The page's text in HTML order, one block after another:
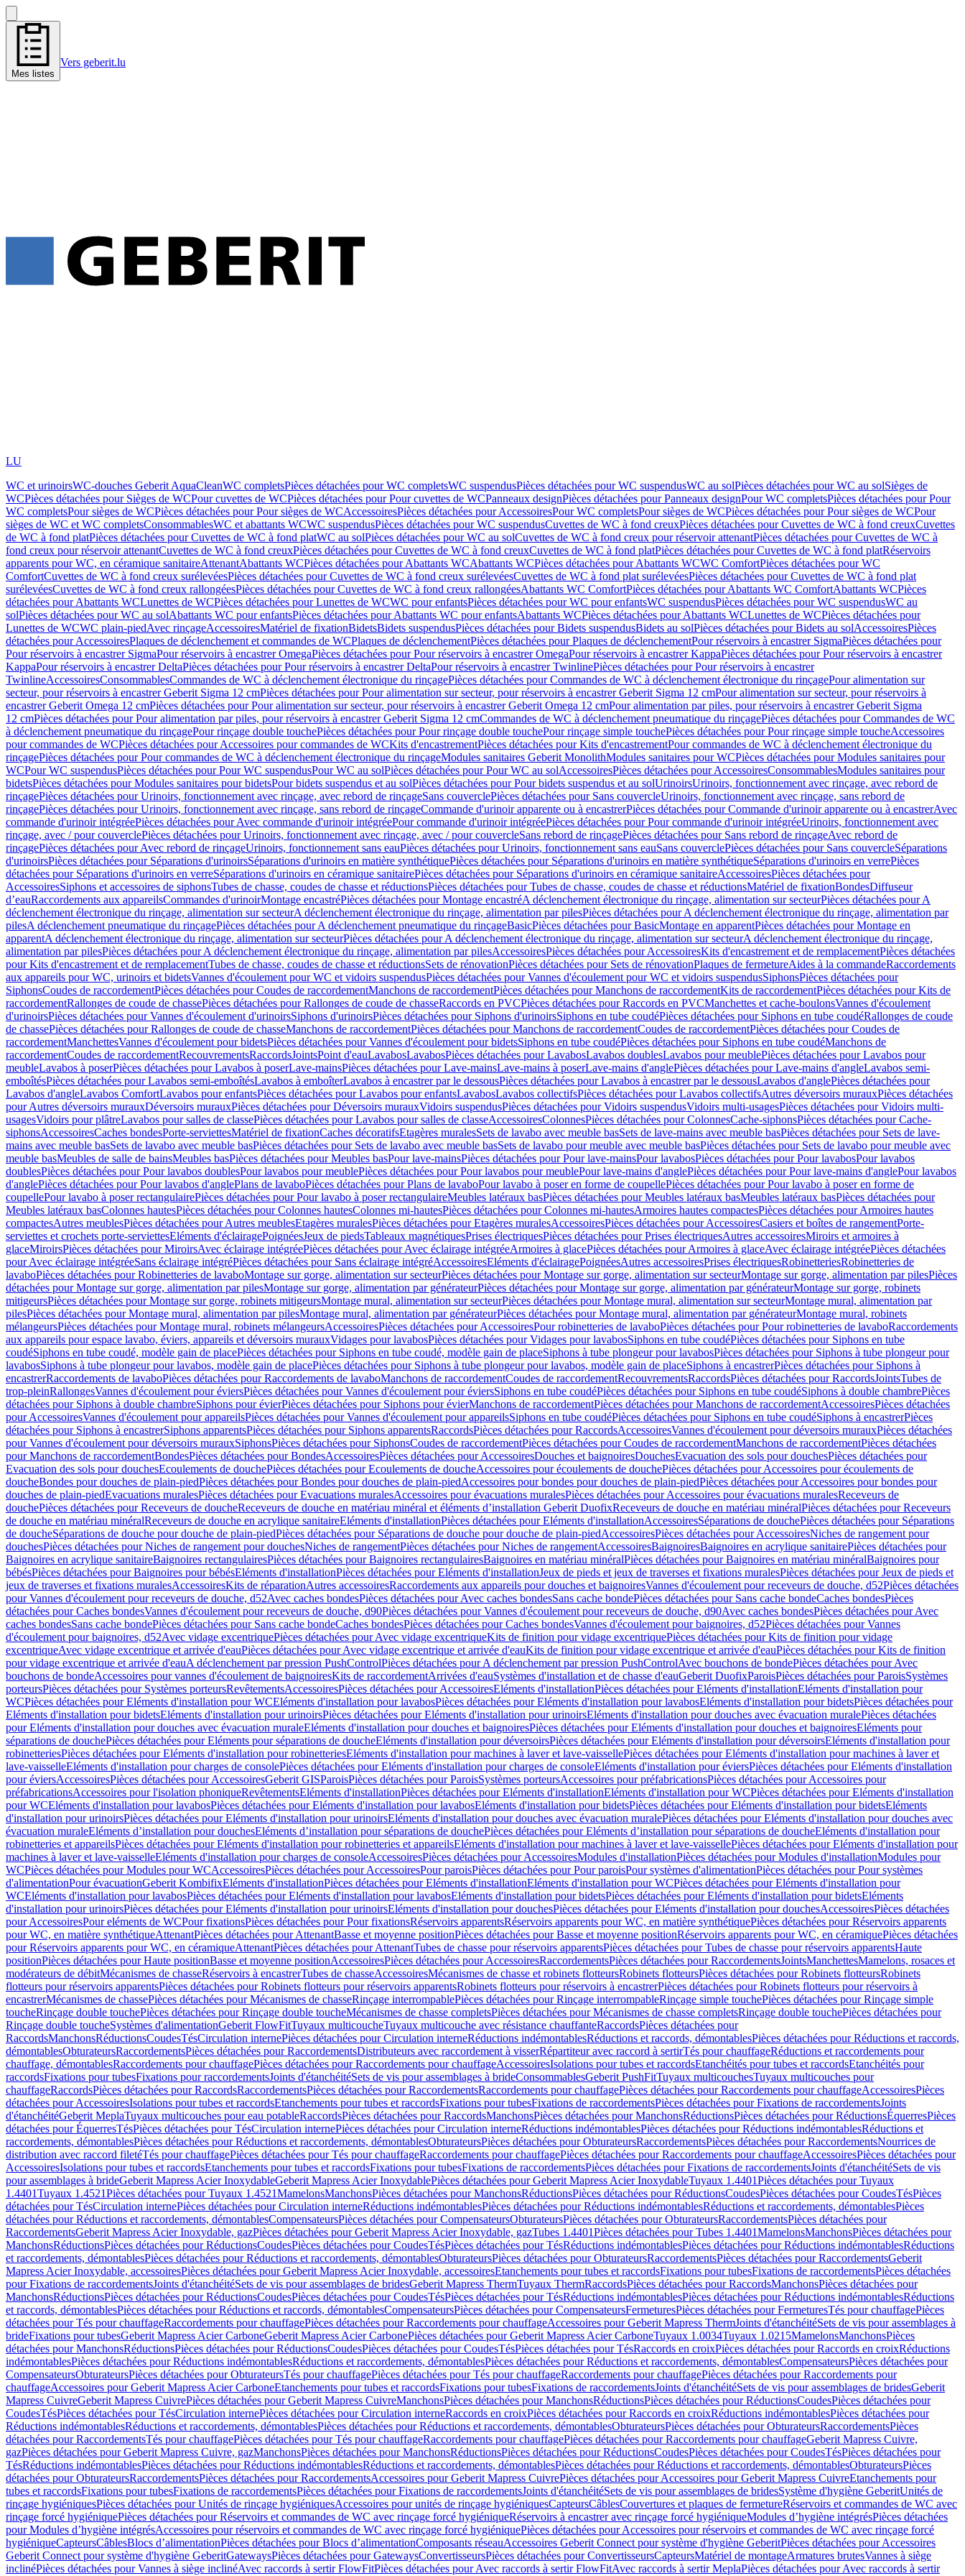
Mes listes
Vers geberit.lu
LU
WC et urinoirsWC-douches Geberit AquaCleanWC completsPièces détachées pour WC completsWC suspendusPièces détachées pour WC suspendusWC au solPièces détachées pour WC au solSièges de
WCPièces détachées pour Sièges de WCPour cuvettes de WCPièces détachées pour Pour cuvettes de WCPanneaux designPièces détachées pour Panneaux designPour WC completsPièces détachées pour Pour
WC completsPour sièges de WCPièces détachées pour Pour sièges de WCAccessoiresPièces détachées pour AccessoiresPour WC completsPour sièges de WCPièces détachées pour Pour sièges de WCPour
sièges de WC et WC completsConsommablesWC et abattants WCWC suspendusPièces détachées pour WC suspendusCuvettes de WC à fond creuxPièces détachées pour Cuvettes de WC à fond creuxCuvettes
de WC à fond platPièces détachées pour Cuvettes de WC à fond platWC au solPièces détachées pour WC au solCuvettes de WC à fond creux pour réservoir attenantPièces détachées pour Cuvettes de WC à
fond creux pour réservoir attenantCuvettes de WC à fond creuxPièces détachées pour Cuvettes de WC à fond creuxCuvettes de WC à fond platPièces détachées pour Cuvettes de WC à fond platRéservoirs
apparents pour WC, en céramique sanitaireAttenantAbattants WCPièces détachées pour Abattants WCAbattants WCPièces détachées pour Abattants WCWC ComfortPièces détachées pour WC
ComfortCuvettes de WC à fond creux surélevéesPièces détachées pour Cuvettes de WC à fond creux surélevéesCuvettes de WC à fond plat surélevéesPièces détachées pour Cuvettes de WC à fond plat
surélevéesCuvettes de WC à fond creux rallongéesPièces détachées pour Cuvettes de WC à fond creux rallongéesAbattants WC ComfortPièces détachées pour Abattants WC ComfortAbattants WCPièces
détachées pour Abattants WCLunettes de WCPièces détachées pour Lunettes de WCWC pour enfantsPièces détachées pour WC pour enfantsWC suspendusPièces détachées pour WC suspendusWC au
solPièces détachées pour WC au solAbattants WC pour enfantsPièces détachées pour Abattants WC pour enfantsAbattants WCPièces détachées pour Abattants WCLunettes de WCPièces détachées pour
Lunettes de WCWC plain-piedAvec rinçageAccessoiresMatériel de fixationBidetsBidets suspendusPièces détachées pour Bidets suspendusBidets au solPièces détachées pour Bidets au solAccessoiresPièces
détachées pour AccessoiresPlaques de déclenchement et commandes de WCPlaques de déclenchementPièces détachées pour Plaques de déclenchementPour réservoirs à encastrer SigmaPièces détachées pour
Pour réservoirs à encastrer SigmaPour réservoirs à encastrer OmegaPièces détachées pour Pour réservoirs à encastrer OmegaPour réservoirs à encastrer KappaPièces détachées pour Pour réservoirs à encastrer
KappaPour réservoirs à encastrer DeltaPièces détachées pour Pour réservoirs à encastrer DeltaPour réservoirs à encastrer TwinlinePièces détachées pour Pour réservoirs à encastrer
TwinlineAccessoiresConsommablesCommandes de WC à déclenchement électronique du rinçagePièces détachées pour Commandes de WC à déclenchement électronique du rinçagePour alimentation sur
secteur, pour réservoirs à encastrer Geberit Sigma 12 cmPièces détachées pour Pour alimentation sur secteur, pour réservoirs à encastrer Geberit Sigma 12 cmPour alimentation sur secteur, pour réservoirs à
encastrer Geberit Omega 12 cmPièces détachées pour Pour alimentation sur secteur, pour réservoirs à encastrer Geberit Omega 12 cmPour alimentation par piles, pour réservoirs à encastrer Geberit Sigma
12 cmPièces détachées pour Pour alimentation par piles, pour réservoirs à encastrer Geberit Sigma 12 cmCommandes de WC à déclenchement pneumatique du rinçagePièces détachées pour Commandes de WC
à déclenchement pneumatique du rinçagePour rinçage double touchePièces détachées pour Pour rinçage double touchePour rinçage simple touchePièces détachées pour Pour rinçage simple toucheAccessoires
pour commandes de WCPièces détachées pour Accessoires pour commandes de WCKits d'encastrementPièces détachées pour Kits d'encastrementPour commandes de WC à déclenchement électronique du
rinçagePièces détachées pour Pour commandes de WC à déclenchement électronique du rinçageModules sanitaires Geberit MonolithModules sanitaires pour WCPièces détachées pour Modules sanitaires pour
WCPour WC suspendusPièces détachées pour Pour WC suspendusPour WC au solPièces détachées pour Pour WC au solAccessoiresPièces détachées pour AccessoiresConsommablesModules sanitaires pour
bidetsPièces détachées pour Modules sanitaires pour bidetsPour bidets suspendus et au solPièces détachées pour Pour bidets suspendus et au solUrinoirsUrinoirs, fonctionnement avec rinçage, avec rebord de
rinçagePièces détachées pour Urinoirs, fonctionnement avec rinçage, avec rebord de rinçageSans couverclePièces détachées pour Sans couvercleUrinoirs, fonctionnement avec rinçage, sans rebord de
rinçagePièces détachées pour Urinoirs, fonctionnement avec rinçage, sans rebord de rinçageCommande d'urinoir apparente ou à encastrerPièces détachées pour Commande d'urinoir apparente ou à encastrerAvec
commande d'urinoir intégréePièces détachées pour Avec commande d'urinoir intégréePour commande d'urinoir intégréePièces détachées pour Pour commande d'urinoir intégréeUrinoirs, fonctionnement avec
rinçage, avec / pour couverclePièces détachées pour Urinoirs, fonctionnement avec rinçage, avec / pour couvercleSans rebord de rinçagePièces détachées pour Sans rebord de rinçageAvec rebord de
rinçagePièces détachées pour Avec rebord de rinçageUrinoirs, fonctionnement sans eauPièces détachées pour Urinoirs, fonctionnement sans eauSans couverclePièces détachées pour Sans couvercleSéparations
d'urinoirsPièces détachées pour Séparations d'urinoirsSéparations d'urinoirs en matière synthétiquePièces détachées pour Séparations d'urinoirs en matière synthétiqueSéparations d'urinoirs en verrePièces
détachées pour Séparations d'urinoirs en verreSéparations d'urinoirs en céramique sanitairePièces détachées pour Séparations d'urinoirs en céramique sanitaireAccessoiresPièces détachées pour
AccessoiresSiphons et accessoires de siphonsTubes de chasse, coudes de chasse et réductionsPièces détachées pour Tubes de chasse, coudes de chasse et réductionsMatériel de fixationBondesDiffuseur
d’eauRaccordements aux appareilsCommandes d'urinoirMontage encastréPièces détachées pour Montage encastréA déclenchement électronique du rinçage, alimentation sur secteurPièces détachées pour A
déclenchement électronique du rinçage, alimentation sur secteurA déclenchement électronique du rinçage, alimentation par pilesPièces détachées pour A déclenchement électronique du rinçage, alimentation par
pilesA déclenchement pneumatique du rinçagePièces détachées pour A déclenchement pneumatique du rinçageBasicPièces détachées pour BasicMontage en apparentPièces détachées pour Montage en
apparentA déclenchement électronique du rinçage, alimentation sur secteurPièces détachées pour A déclenchement électronique du rinçage, alimentation sur secteurA déclenchement électronique du rinçage,
alimentation par pilesPièces détachées pour A déclenchement électronique du rinçage, alimentation par pilesAccessoiresPièces détachées pour AccessoiresKits d'encastrement et de remplacementPièces détachées
pour Kits d'encastrement et de remplacementTubes de chasse, coudes de chasse et réductionsSets de rénovationPièces détachées pour Sets de rénovationPlaques de fermetureAides à la commandeRaccordements
aux appareils pour WC, urinoirs et bidetsVannes d'écoulement pour WC et vidoirs suspendusPièces détachées pour Vannes d'écoulement pour WC et vidoirs suspendusSiphonsPièces détachées pour
SiphonsCoudes de raccordementPièces détachées pour Coudes de raccordementManchons de raccordementPièces détachées pour Manchons de raccordementKits de raccordementPièces détachées pour Kits de
raccordementRallonges de coude de chassePièces détachées pour Rallonges de coude de chasseRaccords en PVCPièces détachées pour Raccords en PVCManchettes et cache-boulonsVannes d'écoulement
d'urinoirsPièces détachées pour Vannes d'écoulement d'urinoirsSiphons d'urinoirsPièces détachées pour Siphons d'urinoirsSiphons en tube coudéPièces détachées pour Siphons en tube coudéRallonges de coude
de chassePièces détachées pour Rallonges de coude de chasseManchons de raccordementPièces détachées pour Manchons de raccordementCoudes de raccordementPièces détachées pour Coudes de
raccordementManchettesVannes d'écoulement pour bidetsPièces détachées pour Vannes d'écoulement pour bidetsSiphons en tube coudéPièces détachées pour Siphons en tube coudéManchons de
raccordementCoudes de raccordementRecouvrementsRaccordsJointsPoint d'eauLavabosLavabosPièces détachées pour LavabosLavabos doublesLavabos pour meublePièces détachées pour Lavabos pour
meubleLavabos à poserPièces détachées pour Lavabos à poserLave-mainsPièces détachées pour Lave-mainsLave-mains à poserLave-mains d'anglePièces détachées pour Lave-mains d'angleLavabos semi-
emboîtésPièces détachées pour Lavabos semi-emboîtésLavabos à emboîterLavabos à encastrer par le dessousPièces détachées pour Lavabos à encastrer par le dessousLavabos d'anglePièces détachées pour
Lavabos d'angleLavabos ComfortLavabos pour enfantsPièces détachées pour Lavabos pour enfantsLavabosLavabos collectifsPièces détachées pour Lavabos collectifsAutres déversoirs murauxPièces détachées
pour Autres déversoirs murauxDéversoirs murauxPièces détachées pour Déversoirs murauxVidoirs suspendusPièces détachées pour Vidoirs suspendusVidoirs multi-usagesPièces détachées pour Vidoirs multi-
usagesVidoirs pour plâtreLavabos pour salles de classePièces détachées pour Lavabos pour salles de classeAccessoiresColonnesPièces détachées pour ColonnesCache-siphonsPièces détachées pour Cache-
siphonsAccessoiresCaches bondesPorte-serviettesMatériel de fixationCaches décoratifsEtagères muralesSets de lavabo avec meuble basSets de lave-mains avec meuble basPièces détachées pour Sets de lave-
mains avec meuble basSets de lavabo avec meuble basPièces détachées pour Sets de lavabo avec meuble basSets de lavabo pour meuble avec meuble basPièces détachées pour Sets de lavabo pour meuble avec
meuble basMeubles de salle de bainsMeubles basPièces détachées pour Meubles basPour lave-mainsPièces détachées pour Pour lave-mainsPour lavabosPièces détachées pour Pour lavabosPour lavabos
doublesPièces détachées pour Pour lavabos doublesPour lavabos pour meublePièces détachées pour Pour lavabos pour meublePour lave-mains d'anglePièces détachées pour Pour lave-mains d'anglePour lavabos
d'anglePièces détachées pour Pour lavabos d'anglePlans de lavaboPièces détachées pour Plans de lavaboPour lavabo à poser en forme de coupellePièces détachées pour Pour lavabo à poser en forme de
coupellePour lavabo à poser rectangulairePièces détachées pour Pour lavabo à poser rectangulaireMeubles latéraux basPièces détachées pour Meubles latéraux basMeubles latéraux basPièces détachées pour
Meubles latéraux basColonnes hautesPièces détachées pour Colonnes hautesColonnes mi-hautesPièces détachées pour Colonnes mi-hautesArmoires hautes compactesPièces détachées pour Armoires hautes
compactesAutres meublesPièces détachées pour Autres meublesEtagères muralesPièces détachées pour Etagères muralesAccessoiresPièces détachées pour AccessoiresCasiers et boîtes de rangementPorte-
serviettes et crochets porte-serviettesEléments d'éclairagePoignéesJeux de piedsTableaux magnétiquesPrises électriquesPièces détachées pour Prises électriquesAutres accessoiresMiroirs et armoires à
glaceMiroirsPièces détachées pour MiroirsAvec éclairage intégréePièces détachées pour Avec éclairage intégréeArmoires à glacePièces détachées pour Armoires à glaceAvec éclairage intégréePièces détachées
pour Avec éclairage intégréeSans éclairage intégréPièces détachées pour Sans éclairage intégréAccessoiresEléments d'éclairagePoignéesAutres accessoiresPrises électriquesRobinetteriesRobinetteries de
lavaboPièces détachées pour Robinetteries de lavaboMontage sur gorge, alimentation sur secteurPièces détachées pour Montage sur gorge, alimentation sur secteurMontage sur gorge, alimentation par pilesPièces
détachées pour Montage sur gorge, alimentation par pilesMontage sur gorge, alimentation par générateurPièces détachées pour Montage sur gorge, alimentation par générateurMontage sur gorge, robinets
mitigeursPièces détachées pour Montage sur gorge, robinets mitigeursMontage mural, alimentation sur secteurPièces détachées pour Montage mural, alimentation sur secteurMontage mural, alimentation par
pilesPièces détachées pour Montage mural, alimentation par pilesMontage mural, alimentation par générateurPièces détachées pour Montage mural, alimentation par générateurMontage mural, robinets
mélangeursPièces détachées pour Montage mural, robinets mélangeursAccessoiresPièces détachées pour AccessoiresPour robinetteries de lavaboPièces détachées pour Pour robinetteries de lavaboRaccordements
aux appareils pour espace lavabo, éviers, appareils et déversoirs murauxVidages pour lavabosPièces détachées pour Vidages pour lavabosSiphons en tube coudéPièces détachées pour Siphons en tube
coudéSiphons en tube coudé, modèle gain de placePièces détachées pour Siphons en tube coudé, modèle gain de placeSiphons à tube plongeur pour lavabosPièces détachées pour Siphons à tube plongeur pour
lavabosSiphons à tube plongeur pour lavabos, modèle gain de placePièces détachées pour Siphons à tube plongeur pour lavabos, modèle gain de placeSiphons à encastrerPièces détachées pour Siphons à
encastrerRaccordements de lavaboPièces détachées pour Raccordements de lavaboManchons de raccordementCoudes de raccordementRecouvrementsRaccordsPièces détachées pour RaccordsJointsTubes de
trop-pleinRallongesVannes d'écoulement pour éviersPièces détachées pour Vannes d'écoulement pour éviersSiphons en tube coudéPièces détachées pour Siphons en tube coudéSiphons à double chambrePièces
détachées pour Siphons à double chambreSiphons pour évierPièces détachées pour Siphons pour évierManchons de raccordementPièces détachées pour Manchons de raccordementAccessoiresPièces détachées
pour AccessoiresVannes d'écoulement pour appareilsPièces détachées pour Vannes d'écoulement pour appareilsSiphons en tube coudéPièces détachées pour Siphons en tube coudéSiphons à encastrerPièces
détachées pour Siphons à encastrerSiphons apparentsPièces détachées pour Siphons apparentsRaccordsPièces détachées pour RaccordsAccessoiresVannes d'écoulement pour déversoirs murauxPièces détachées
pour Vannes d'écoulement pour déversoirs murauxSiphonsPièces détachées pour SiphonsCoudes de raccordementPièces détachées pour Coudes de raccordementManchons de raccordementPièces détachées
pour Manchons de raccordementBondesPièces détachées pour BondesAccessoiresPièces détachées pour AccessoiresDouches et baignoiresDouchesEvacuation des sols pour douchesPièces détachées pour
Evacuation des sols pour douchesEcoulements de douchePièces détachées pour Ecoulements de doucheAccessoires pour écoulements de douchePièces détachées pour Accessoires pour écoulements de
doucheBondes pour douches de plain-piedPièces détachées pour Bondes pour douches de plain-piedAccessoires pour bondes pour douches de plain-piedPièces détachées pour Accessoires pour bondes pour
douches de plain-piedEvacuations muralesPièces détachées pour Evacuations muralesAccessoires pour évacuations muralesPièces détachées pour Accessoires pour évacuations muralesReceveurs de
douchePièces détachées pour Receveurs de doucheReceveurs de douche en matériau minéral et éléments d’installation Geberit DuofixReceveurs de douche en matériau minéralPièces détachées pour Receveurs
de douche en matériau minéralReceveurs de douche en acrylique sanitaireEléments d'installationPièces détachées pour Eléments d'installationAccessoiresSéparations de douchePièces détachées pour Séparations
de doucheSéparations de douche pour douche de plain-piedPièces détachées pour Séparations de douche pour douche de plain-piedAccessoiresPièces détachées pour AccessoiresNiches de rangement pour
douchesPièces détachées pour Niches de rangement pour douchesNiches de rangementPièces détachées pour Niches de rangementAccessoiresBaignoiresBaignoires en acrylique sanitairePièces détachées pour
Baignoires en acrylique sanitaireBaignoires rectangulairesPièces détachées pour Baignoires rectangulairesBaignoires en matériau minéralPièces détachées pour Baignoires en matériau minéralBaignoires pour
bébésPièces détachées pour Baignoires pour bébésEléments d'installationPièces détachées pour Eléments d'installationJeux de pieds et jeux de traverses et fixations muralesPièces détachées pour Jeux de pieds et
jeux de traverses et fixations muralesAccessoiresKits de réparationAutres accessoiresRaccordements aux appareils pour douches et baignoiresVannes d'écoulement pour receveurs de douche, d52Pièces détachées
pour Vannes d'écoulement pour receveurs de douche, d52Avec caches bondesPièces détachées pour Avec caches bondesSans cache bondePièces détachées pour Sans cache bondeCaches bondesPièces
détachées pour Caches bondesVannes d'écoulement pour receveurs de douche, d90Pièces détachées pour Vannes d'écoulement pour receveurs de douche, d90Avec caches bondesPièces détachées pour Avec
caches bondesSans cache bondePièces détachées pour Sans cache bondeCaches bondesPièces détachées pour Caches bondesVannes d'écoulement pour baignoires, d52Pièces détachées pour Vannes
d'écoulement pour baignoires, d52Avec vidage excentriquePièces détachées pour Avec vidage excentriqueKits de finition pour vidage excentriquePièces détachées pour Kits de finition pour vidage
excentriqueAvec vidage excentrique et arrivée d'eauPièces détachées pour Avec vidage excentrique et arrivée d'eauKits de finition pour vidage excentrique et arrivée d'eauPièces détachées pour Kits de finition
pour vidage excentrique et arrivée d'eauA déclenchement par pression PushControlPièces détachées pour A déclenchement par pression PushControlAvec bouchons de bondePièces détachées pour Avec
bouchons de bondeAccessoires pour vannes d'écoulement de baignoiresKits de raccordementArrivées d'eauSystèmes d'installation et de chasse d'eauGeberit DuofixParoisPièces détachées pour ParoisSystèmes
porteursPièces détachées pour Systèmes porteursRevêtementsAccessoiresPièces détachées pour AccessoiresEléments d'installationPièces détachées pour Eléments d'installationEléments d'installation pour
WCPièces détachées pour Eléments d'installation pour WCEléments d'installation pour lavabosPièces détachées pour Eléments d'installation pour lavabosEléments d'installation pour bidetsPièces détachées pour
Eléments d'installation pour bidetsEléments d'installation pour urinoirsPièces détachées pour Eléments d'installation pour urinoirsEléments d'installation pour douches avec évacuation muralePièces détachées
pour Eléments d'installation pour douches avec évacuation muraleEléments d'installation pour douches et baignoiresPièces détachées pour Eléments d'installation pour douches et baignoiresEléments pour
séparations de douchePièces détachées pour Eléments pour séparations de doucheEléments d'installation pour déversoirsPièces détachées pour Eléments d'installation pour déversoirsEléments d'installation pour
robinetteriesPièces détachées pour Eléments d'installation pour robinetteriesEléments d'installation pour machines à laver et lave-vaissellePièces détachées pour Eléments d'installation pour machines à laver et
lave-vaisselleEléments d'installation pour charges de consolePièces détachées pour Eléments d'installation pour charges de consoleEléments d'installation pour éviersPièces détachées pour Eléments d'installation
pour éviersAccessoiresPièces détachées pour AccessoiresGeberit GISParoisPièces détachées pour ParoisSystèmes porteursAccessoires pour préfabricationsPièces détachées pour Accessoires pour
préfabricationsAccessoires pour l'isolation phoniqueRevêtementsEléments d'installationPièces détachées pour Eléments d'installationEléments d'installation pour WCPièces détachées pour Eléments d'installation
pour WCEléments d'installation pour lavabosPièces détachées pour Eléments d'installation pour lavabosEléments d'installation pour bidetsPièces détachées pour Eléments d'installation pour bidetsEléments
d'installation pour urinoirsPièces détachées pour Eléments d'installation pour urinoirsEléments d'installation pour douches avec évacuation muralePièces détachées pour Eléments d'installation pour douches avec
évacuation muraleEléments d’installation pour douchesEléments d’installation pour séparations de douchePièces détachées pour Eléments d’installation pour séparations de doucheEléments d'installation pour
robinetteries et appareilsPièces détachées pour Eléments d'installation pour robinetteries et appareilsEléments d'installation pour machines à laver et lave-vaissellePièces détachées pour Eléments d'installation pour
machines à laver et lave-vaisselleEléments d'installation pour charges de consoleAccessoiresPièces détachées pour AccessoiresModules d'installationPièces détachées pour Modules d'installationModules pour
WCPièces détachées pour Modules pour WCAccessoiresPièces détachées pour AccessoiresPour paroisPièces détachées pour Pour paroisPour systèmes d'alimentationPièces détachées pour Pour systèmes
d'alimentationPour évacuationGeberit KombifixEléments d'installationPièces détachées pour Eléments d'installationEléments d'installation pour WCPièces détachées pour Eléments d'installation pour
WCEléments d'installation pour lavabosPièces détachées pour Eléments d'installation pour lavabosEléments d'installation pour bidetsPièces détachées pour Eléments d'installation pour bidetsEléments
d'installation pour urinoirsPièces détachées pour Eléments d'installation pour urinoirsEléments d'installation pour douchesPièces détachées pour Eléments d'installation pour douchesAccessoiresPièces détachées
pour AccessoiresPour eléments de WCPour fixationsPièces détachées pour Pour fixationsRéservoirs apparentsRéservoirs apparents pour WC, en matière synthétiquePièces détachées pour Réservoirs apparents
pour WC, en matière synthétiqueAttenantPièces détachées pour AttenantBasse et moyenne positionPièces détachées pour Basse et moyenne positionRéservoirs apparents pour WC, en céramiquePièces détachées
pour Réservoirs apparents pour WC, en céramiqueAttenantPièces détachées pour AttenantTubes de chasse pour réservoirs apparentsPièces détachées pour Tubes de chasse pour réservoirs apparentsHaute
positionPièces détachées pour Haute positionBasse et moyenne positionAccessoiresPièces détachées pour AccessoiresRaccordementsPièces détachées pour RaccordementsJointsManchettesMamelons, rosaces et
modérateurs de débitMécanismes de chasseRéservoirs à encastrerTubes de chasseAccessoiresMécanismes de chasse et robinets flotteursRobinets flotteursPièces détachées pour Robinets flotteursRobinets
flotteurs pour réservoirs apparentsPièces détachées pour Robinets flotteurs pour réservoirs apparentsRobinets flotteurs pour réservoirs à encastrerPièces détachées pour Robinets flotteurs pour réservoirs à
encastrerMécanismes de chassePièces détachées pour Mécanismes de chasseRinçage interrompablePièces détachées pour Rinçage interrompableRinçage simple touchePièces détachées pour Rinçage simple
toucheRinçage double touchePièces détachées pour Rinçage double toucheMécanismes de chasse completsPièces détachées pour Mécanismes de chasse completsRinçage double touchePièces détachées pour
Rinçage double toucheSystèmes d'alimentationGeberit FlowFitTuyaux multicoucheTuyaux multicouche avec résistance chauffanteRaccordsPièces détachées pour
RaccordsManchonsRéductionsCoudesTésCirculation internePièces détachées pour Circulation interneRéductions indémontablesRéductions et raccords, démontablesPièces détachées pour Réductions et raccords,
démontablesObturateursRaccordementsPièces détachées pour RaccordementsDistributeurs avec raccordement à visserRépartiteur avec raccord à sertirTés pour chauffageRéductions et raccordements pour
chauffage, démontablesRaccordements pour chauffagePièces détachées pour Raccordements pour chauffageAccessoiresIsolations pour tubes et raccordsEtanchéités pour tubes et raccordsEtanchéités pour
raccordsFixations pour tubesFixations pour raccordementsJoints d'étanchéitéSets de vis pour assemblages à brideConsommablesGeberit PushFitTuyaux multicouchesTuyaux multicouches pour
chauffageRaccordsPièces détachées pour RaccordsRaccordementsPièces détachées pour RaccordementsRaccordements pour chauffagePièces détachées pour Raccordements pour chauffageAccessoiresPièces
détachées pour AccessoiresIsolations pour tubes et raccordsEtanchements pour tubes et raccordsFixations pour tubesFixations de raccordementsPièces détachées pour Fixations de raccordementsJoints
d'étanchéitéGeberit MeplaTuyaux multicouches pour eau potableRaccordsPièces détachées pour RaccordsManchonsPièces détachées pour ManchonsRéductionsPièces détachées pour RéductionsÉquerresPièces
détachées pour ÉquerresTésPièces détachées pour TésCirculation internePièces détachées pour Circulation interneRéductions indémontablesPièces détachées pour Réductions indémontablesRéductions et
raccordements, démontablesPièces détachées pour Réductions et raccordements, démontablesObturateursPièces détachées pour ObturateursRaccordementsPièces détachées pour RaccordementsNourrices de
distribution avec raccord filetéTés pour chauffagePièces détachées pour Tés pour chauffageRaccordements pour chauffagePièces détachées pour Raccordements pour chauffageAccessoiresPièces détachées pour
AccessoiresIsolations pour tubes et raccordsEtanchements pour tubes et raccordsFixations pour tubesFixations de raccordementsPièces détachées pour Fixations de raccordementsJoints d'étanchéitéSets de vis
pour assemblages à brideGeberit Mapress Acier InoxydableGeberit Mapress Acier InoxydablePièces détachées pour Geberit Mapress Acier InoxydableTuyaux 1.4401Pièces détachées pour Tuyaux
1.4401Tuyaux 1.4521Pièces détachées pour Tuyaux 1.4521MamelonsManchonsPièces détachées pour ManchonsRéductionsPièces détachées pour RéductionsCoudesPièces détachées pour CoudesTésPièces
détachées pour TésCirculation internePièces détachées pour Circulation interneRéductions indémontablesPièces détachées pour Réductions indémontablesRéductions et raccordements, démontablesPièces
détachées pour Réductions et raccordements, démontablesCompensateursPièces détachées pour CompensateursObturateursPièces détachées pour ObturateursRaccordementsPièces détachées pour
RaccordementsGeberit Mapress Acier Inoxydable, gazPièces détachées pour Geberit Mapress Acier Inoxydable, gazTubes 1.4401Pièces détachées pour Tubes 1.4401MamelonsManchonsPièces détachées pour
ManchonsRéductionsPièces détachées pour RéductionsCoudesPièces détachées pour CoudesTésPièces détachées pour TésRéductions indémontablesPièces détachées pour Réductions indémontablesRéductions
et raccordements, démontablesPièces détachées pour Réductions et raccordements, démontablesObturateursPièces détachées pour ObturateursRaccordementsPièces détachées pour RaccordementsGeberit
Mapress Acier Inoxydable, accessoiresPièces détachées pour Geberit Mapress Acier Inoxydable, accessoiresEtanchements pour tubes et raccordsFixations pour tubesFixations de raccordementsPièces détachées
pour Fixations de raccordementsJoints d'étanchéitéSets de vis pour assemblages de bridesGeberit Mapress ThermTuyaux ThermRaccordsPièces détachées pour RaccordsManchonsPièces détachées pour
ManchonsRéductionsPièces détachées pour RéductionsCoudesPièces détachées pour CoudesTésPièces détachées pour TésRéductions indémontablesPièces détachées pour Réductions indémontablesRéductions
et raccords, démontablesPièces détachées pour Réductions et raccords, démontablesCompensateursPièces détachées pour CompensateursFermeturesPièces détachées pour FermeturesTés pour chauffagePièces
détachées pour Tés pour chauffageRaccordements pour chauffagePièces détachées pour Raccordements pour chauffageAccessoires pour Geberit Mapress ThermJoints d'étanchéitéSets de vis pour assemblages à
brideFixations pour tubesGeberit Mapress Acier CarboneGeberit Mapress Acier CarbonePièces détachées pour Geberit Mapress Acier CarboneTuyaux 1.0034Tuyaux 1.0215MamelonsManchonsPièces
détachées pour ManchonsRéductionsPièces détachées pour RéductionsCoudesPièces détachées pour CoudesTésPièces détachées pour TésRaccords en croixPièces détachées pour Raccords en croixRéductions
indémontablesPièces détachées pour Réductions indémontablesRéductions et raccordements, démontablesPièces détachées pour Réductions et raccordements, démontablesCompensateursPièces détachées pour
CompensateursObturateursPièces détachées pour ObturateursTés pour chauffagePièces détachées pour Tés pour chauffageRaccordements pour chauffagePièces détachées pour Raccordements pour
chauffageAccessoires pour Geberit Mapress Acier CarboneEtanchements pour tubes et raccordsFixations pour tubesFixations de raccordementsJoints d'étanchéitéSets de vis pour assemblages de bridesGeberit
Mapress CuivreGeberit Mapress CuivrePièces détachées pour Geberit Mapress CuivreManchonsPièces détachées pour ManchonsRéductionsPièces détachées pour RéductionsCoudesPièces détachées pour
CoudesTésPièces détachées pour TésCirculation internePièces détachées pour Circulation interneRaccords en croixPièces détachées pour Raccords en croixRéductions indémontablesPièces détachées pour
Réductions indémontablesRéductions et raccordements, démontablesPièces détachées pour Réductions et raccordements, démontablesObturateursPièces détachées pour ObturateursRaccordementsPièces
détachées pour RaccordementsTés pour chauffagePièces détachées pour Tés pour chauffageRaccordements pour chauffagePièces détachées pour Raccordements pour chauffageGeberit Mapress Cuivre,
gazPièces détachées pour Geberit Mapress Cuivre, gazManchonsPièces détachées pour ManchonsRéductionsPièces détachées pour RéductionsCoudesPièces détachées pour CoudesTésPièces détachées pour
TésRéductions indémontablesPièces détachées pour Réductions indémontablesRéductions et raccordements, démontablesPièces détachées pour Réductions et raccordements, démontablesObturateursPièces
détachées pour ObturateursRaccordementsPièces détachées pour RaccordementsAccessoires pour Geberit Mapress CuivrePièces détachées pour Accessoires pour Geberit Mapress CuivreEtanchements pour
tubes et raccordsFixations pour tubesFixations de raccordementsPièces détachées pour Fixations de raccordementsJoints d'étanchéitéSets de vis pour assemblages de bridesSystème d'hygiène GeberitUnités de
rinçage hygiéniquesPièces détachées pour Unités de rinçage hygiéniquesAccessoires pour unités de rinçage hygiéniquesCapteursCâblesCouvertures et plaques de fermetureRéservoirs et commandes de WC avec
rinçage forcé hygiéniquePièces détachées pour Réservoirs et commandes de WC avec rinçage forcé hygiéniqueRéservoirs à encastrer avec rinçage forcé hygiéniqueModules d’hygiène intégrésPièces détachées
pour Modules d’hygiène intégrésAccessoires pour réservoirs et commandes de WC avec rinçage forcé hygiéniquePièces détachées pour Accessoires pour réservoirs et commandes de WC avec rinçage forcé
hygiéniqueCapteursCâblesBlocs d’alimentationPièces détachées pour Blocs d’alimentationComposants réseauAccessoires Geberit Connect pour système d'hygiène GeberitPièces détachées pour Accessoires
Geberit Connect pour système d'hygiène GeberitGatewaysPièces détachées pour GatewaysConvertisseursPièces détachées pour ConvertisseursCapteursMatériel de montageArmatures brutesVannes à siège
inclinéPièces détachées pour Vannes à siège inclinéAvec raccords à sertir FlowFitPièces détachées pour Avec raccords à sertir FlowFitAvec raccords à sertir MeplaPièces détachées pour Avec raccords à sertir